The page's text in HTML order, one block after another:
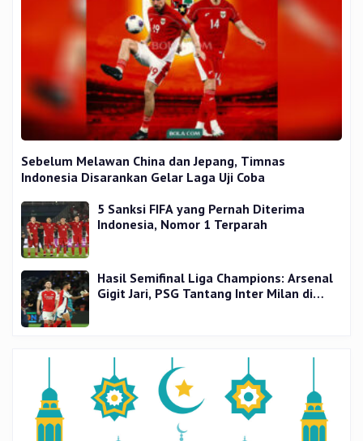
Sebelum Melawan China dan Jepang, Timnas
Indonesia Disarankan Gelar Laga Uji Coba
5 Sanksi FIFA yang Pernah Diterima
Indonesia, Nomor 1 Terparah
Hasil Semifinal Liga Champions: Arsenal
Gigit Jari, PSG Tantang Inter Milan di